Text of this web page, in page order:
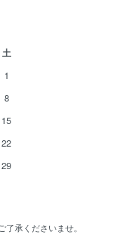
土
1
8
15
22
29
承くださいませ。